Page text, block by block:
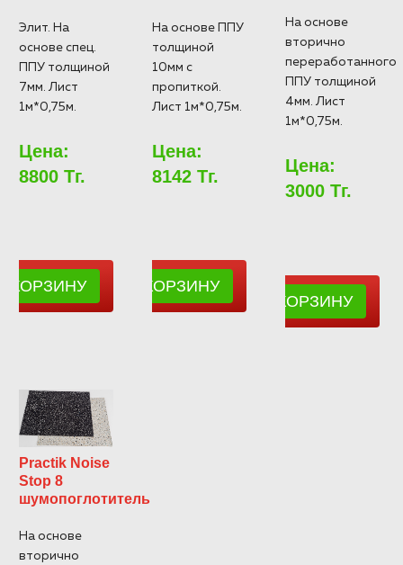
Элит. На
основе спец.
ППУ толщиной
7мм. Лист
1м*0,75м.
Цена:
8800 Тг.
На основе ППУ
толщиной
10мм с
пропиткой.
Лист 1м*0,75м.
Цена:
8142 Тг.
На основе
вторично
переработанного
ППУ толщиной
4мм. Лист
1м*0,75м.
Цена:
3000 Тг.
Practik Noise
Stop 8
шумопоглотитель
На основе
вторично